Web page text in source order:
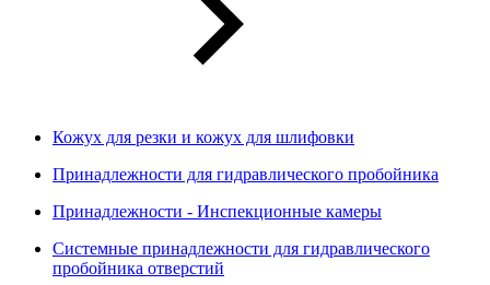
Кожух для резки и кожух для шлифовки
Принадлежности для гидравлического пробойника
Принадлежности - Инспекционные камеры
Системные принадлежности для гидравлического
пробойника отверстий